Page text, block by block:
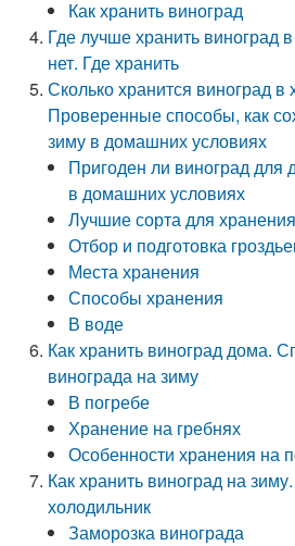
Как хранить виноград
Где лучше хранить виноград
нет. Где хранить
Сколько хранится виноград в
Проверенные способы, как
зиму в домашних условиях
Пригоден ли виноград для
в домашних условиях
Лучшие сорта для хранения
Отбор и подготовка
Места хранения
Способы хранения
В воде
Как хранить виноград дома.
винограда на зиму
В погребе
Хранение на гребнях
Особенности хранения на
Как хранить виноград на
холодильник
Заморозка винограда